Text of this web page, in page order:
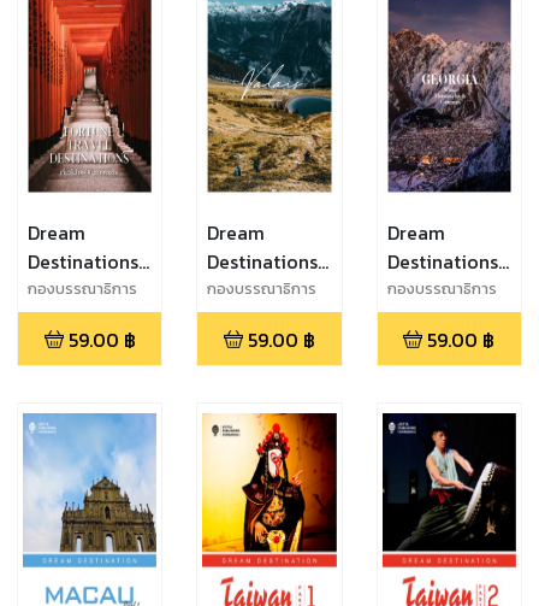
Dream
Destinations :
Fortune
Travel
Destinations
กองบรรณาธิการ
เที่ยวรอบโลก
59.00 ฿
Dream
Destinations :
VALAIS
กองบรรณาธิการ
เที่ยวรอบโลก
59.00 ฿
Dream
Destinations :
GEORGIA
กองบรรณาธิการ
เที่ยวรอบโลก
59.00 ฿